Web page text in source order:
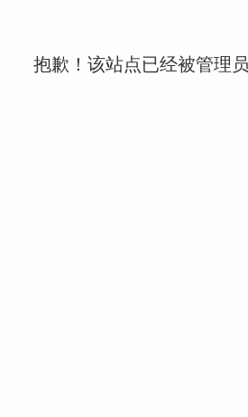
抱歉！该站点已经被管理